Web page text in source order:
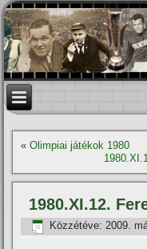
«Olimpiai játékok 1980
1980.XI.12.
Közzétéve: 2009.